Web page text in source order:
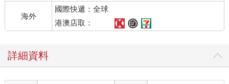
海外
國際快遞：全球
港澳店取：
詳細資料